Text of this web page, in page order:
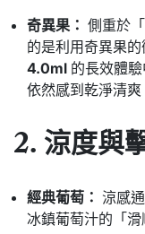
奇異果： 側重於
的是利用奇異果
4.0ml 的長效體
依然感到乾淨清爽
2. 涼度與
經典葡萄： 涼感
冰鎮葡萄汁的「滑